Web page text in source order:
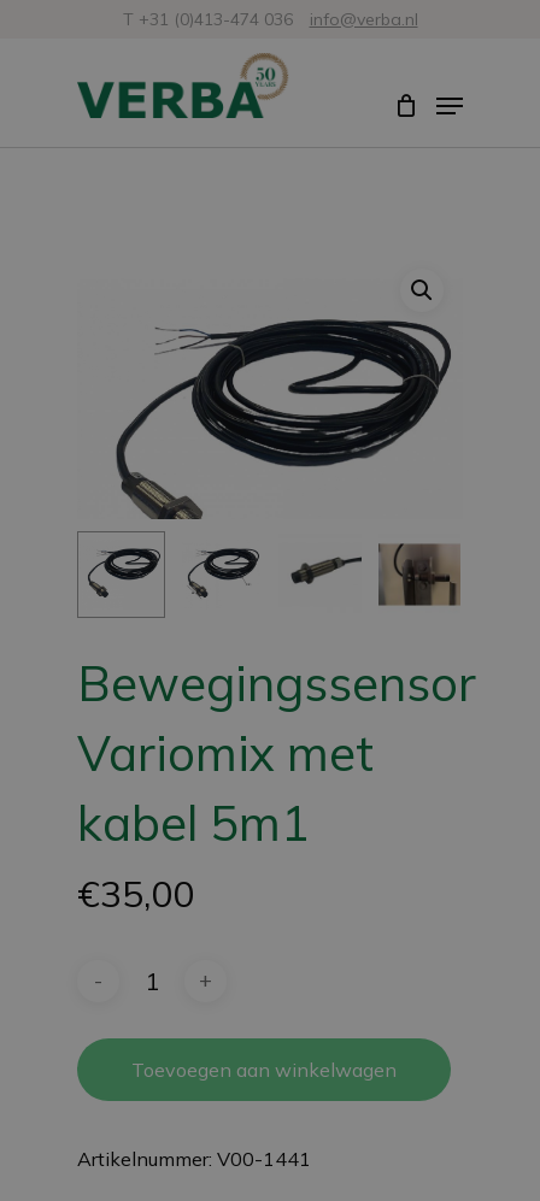
T +31 (0)413-474 036 info@verba.nl
Menu
Bewegingssensor
Variomix met
kabel 5m1
€35,00
Toevoegen aan winkelwagen
Artikelnummer: V00-1441